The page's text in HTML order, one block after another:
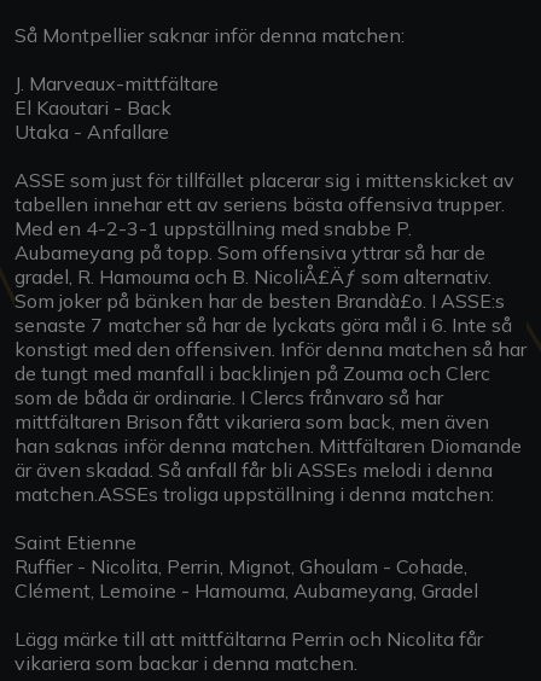
Så Montpellier saknar inför denna matchen:
J. Marveaux-mittfältare
El Kaoutari - Back
Utaka - Anfallare
ASSE som just för tillfället placerar sig i mittenskicket av
tabellen innehar ett av seriens bästa offensiva trupper.
Med en 4-2-3-1 uppställning med snabbe P.
Aubameyang på topp. Som offensiva yttrar så har de
gradel, R. Hamouma och B. NicoliÅ£Äƒ som alternativ.
Som joker på bänken har de besten Brandà£o. I ASSE:s
senaste 7 matcher så har de lyckats göra mål i 6. Inte så
konstigt med den offensiven. Inför denna matchen så har
de tungt med manfall i backlinjen på Zouma och Clerc
som de båda är ordinarie. I Clercs frånvaro så har
mittfältaren Brison fått vikariera som back, men även
han saknas inför denna matchen. Mittfältaren Diomande
är även skadad. Så anfall får bli ASSEs melodi i denna
matchen.ASSEs troliga uppställning i denna matchen:
Saint Etienne
Ruffier - Nicolita, Perrin, Mignot, Ghoulam - Cohade,
Clément, Lemoine - Hamouma, Aubameyang, Gradel
Lägg märke till att mittfältarna Perrin och Nicolita får
vikariera som backar i denna matchen.